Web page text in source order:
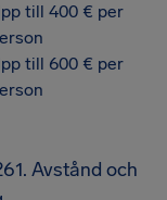
till 400 € per
till 600 € per
Avstånd och